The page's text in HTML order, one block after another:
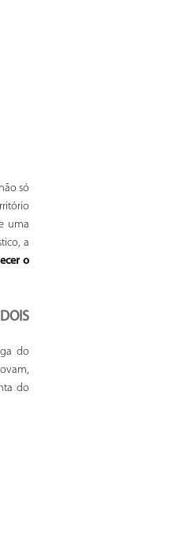
só
uma
a
o
do
do